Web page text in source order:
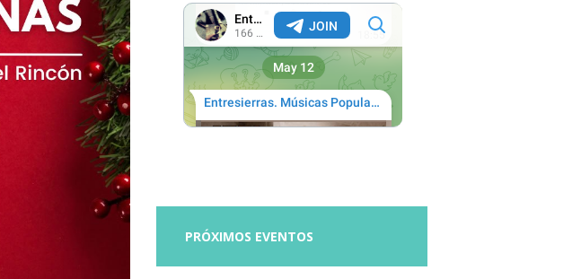
Next item
Ruta de los Pueblos
PRÓXIMOS EVENTOS